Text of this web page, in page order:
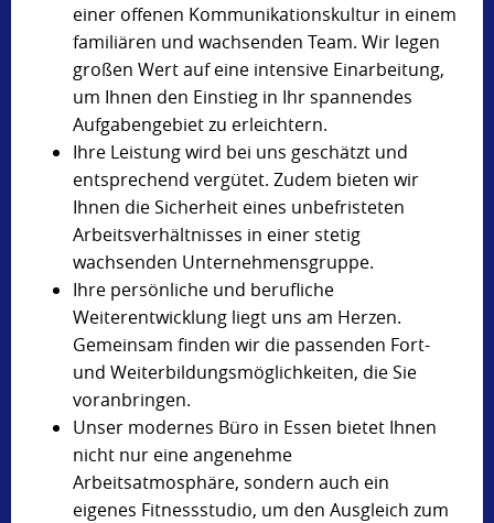
einer offenen Kommunikationskultur in einem
familiären und wachsenden Team. Wir legen
großen Wert auf eine intensive Einarbeitung,
um Ihnen den Einstieg in Ihr spannendes
Aufgabengebiet zu erleichtern.
Ihre Leistung wird bei uns geschätzt und
entsprechend vergütet. Zudem bieten wir
Ihnen die Sicherheit eines unbefristeten
Arbeitsverhältnisses in einer stetig
wachsenden Unternehmensgruppe.
Ihre persönliche und berufliche
Weiterentwicklung liegt uns am Herzen.
Gemeinsam finden wir die passenden Fort-
und Weiterbildungsmöglichkeiten, die Sie
voranbringen.
Unser modernes Büro in Essen bietet Ihnen
nicht nur eine angenehme
Arbeitsatmosphäre, sondern auch ein
eigenes Fitnessstudio, um den Ausgleich zum